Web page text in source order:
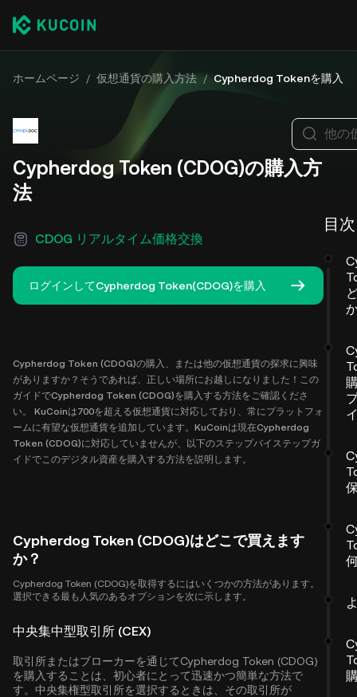
ホームページ / 仮想通貨の購入方法 / Cypherdog Tokenを購入
Cypherdog Token (CDOG)の購入方
法
CDOG リアルタイム価格交換
ログインしてCypherdog Token(CDOG)を購入
Cypherdog Token (CDOG)の購入、または他の仮想通貨の探求に興味
がありますか？そうであれば、正しい場所にお越しになりました！この
ガイドでCypherdog Token (CDOG)を購入する方法をご確認くださ
い。 KuCoinは700を超える仮想通貨に対応しており、常にプラットフォ
ームに有望な仮想通貨を追加しています。KuCoinは現在Cypherdog
Token (CDOG)に対応していませんが、以下のステップバイステップガ
イドでこのデジタル資産を購入する方法を説明します。
Cypherdog Token (CDOG)はどこで買えます
か？
Cypherdog Token (CDOG)を取得するにはいくつかの方法があります。
選択できる最も人気のあるオプションを次に示します。
中央集中型取引所 (CEX)
取引所またはブローカーを通じてCypherdog Token (CDOG)
を購入することは、初心者にとって迅速かつ簡単な方法で
す。中央集権型取引所を選択するときは、その取引所が
他の
目次